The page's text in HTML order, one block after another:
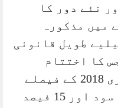
نئے دور کا
میں مذکورہ
طویل قانونی
کا اختتام
سپریم کورٹ کے 15 فروری 2018 کے فیصلے
پر ہوا، جس میں 6 فیصد سود اور 15 فیصد